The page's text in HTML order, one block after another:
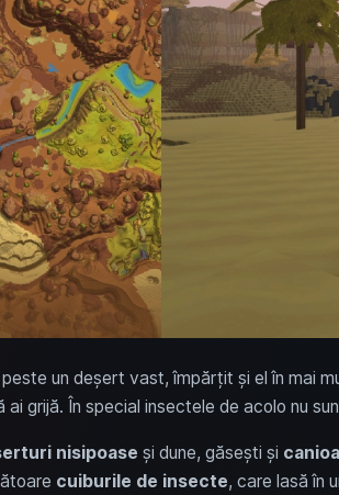
un deșert vast, împărțit și el în mai
ai grijă. În special insectele de acolo nu
nisipoase și dune, găsești și
cuiburile de insecte, care lasă în